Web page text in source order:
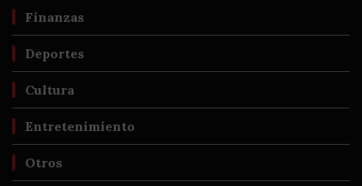
Finanzas
Deportes
Cultura
Entretenimiento
Otros